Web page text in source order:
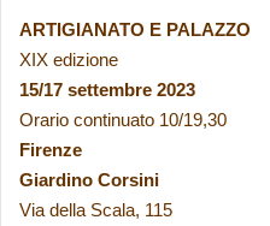
ARTIGIANATO E PALAZZO
XIX edizione
15/17 settembre 2023
Orario continuato 10/19,30
Firenze
Giardino Corsini
Via della Scala, 115